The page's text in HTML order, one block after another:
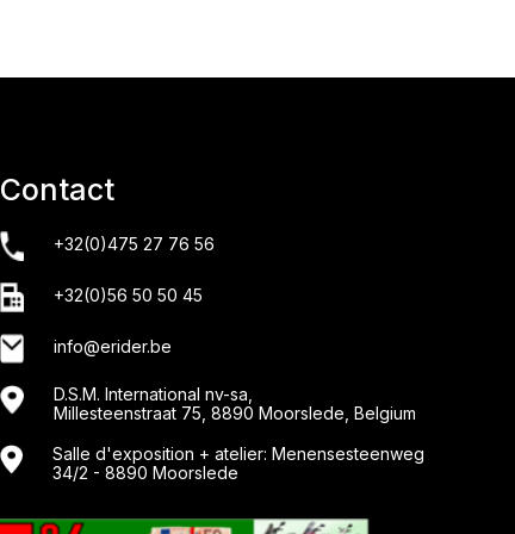
Contact
+32(0)475 27 76 56
+32(0)56 50 50 45
info@erider.be
D.S.M. International nv-sa,
Millesteenstraat 75, 8890 Moorslede, Belgium
Salle d'exposition + atelier: Menensesteenweg
34/2 - 8890 Moorslede